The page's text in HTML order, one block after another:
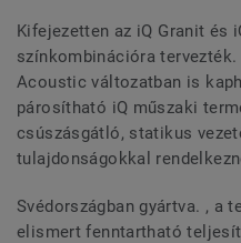
Kifejezetten az iQ Granit és
színkombinációra
Acoustic változatban is
párosítható iQ műszaki
csúszásgátló, statikus
tulajdonságokkal
Svédországban gyártva. , a
elismert fenntartható